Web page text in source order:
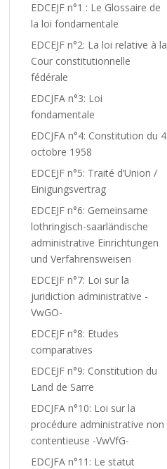
EDCEJF n°1 : Le Glossaire de
la loi fondamentale
EDCEJF n°2: La loi relative à la
Cour constitutionnelle
fédérale
EDCJFA n°3: Loi
fondamentale
EDCJFA n°4: Constitution du 4
octobre 1958
EDCEJF n°5: Traité d’Union /
Einigungsvertrag
EDCEJF n°6: Gemeinsame
lothringisch-saarländische
administrative Einrichtungen
und Verfahrensweisen
EDCEJF n°7: Loi sur la
juridiction administrative -
VwGO-
EDCEJF n°8: Etudes
comparatives
EDCEJF n°9: Constitution du
Land de Sarre
EDCJFA n°10: Loi sur la
procédure administrative non
contentieuse -VwVfG-
EDCJFA n°11: Le statut